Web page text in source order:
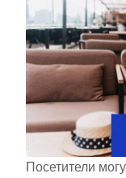
Посетители